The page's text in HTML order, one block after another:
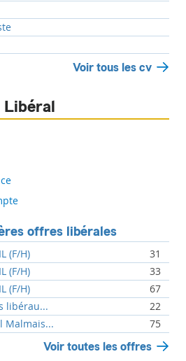
Voir tous les cv
Libéral
offres libérales
(F/H)
31
(F/H)
33
(F/H)
67
libérau...
22
Malmais...
75
Voir toutes les offres